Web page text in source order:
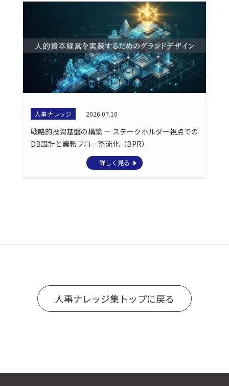
人事ナレッジ 2026.07.10
戦略的投資基盤の構築 ― ステークホルダー視点での
DB設計と業務フロー整流化（BPR）
詳しく見る
人事ナレッジ集トップに戻る